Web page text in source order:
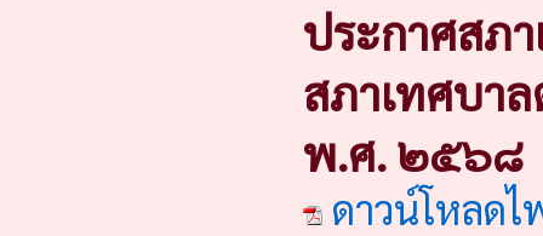
ประกาศสภ
สภาเทศบา
พ.ศ. ๒๕๖๘
ดาวน์โหลด